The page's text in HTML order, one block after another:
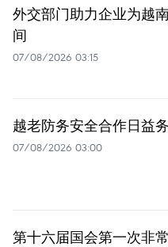
外交部门助力企业为越
间
07/08/2026 03:15
越老防务安全合作日益
07/08/2026 03:00
第十六届国会第一次非